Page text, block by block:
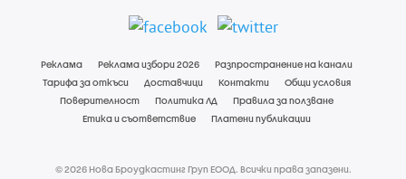
Реклама Реклама избори 2026
Разпространение на канали
Тарифа за откъси
Доставчици Контакти
Общи условия
Поверителност
Политика ЛД
Правила за ползване
Етика и съответствие
Платени публикации
© 2026 Нова Броудкастинг Груп ЕООД. Всички права запазени.